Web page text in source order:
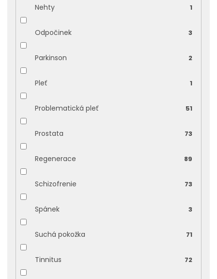
Nehty 1
Odpočinek 3
Parkinson 2
Pleť 1
Problematická pleť 51
Prostata 73
Regenerace 89
Schizofrenie 73
Spánek 3
Suchá pokožka 71
Tinnitus 72